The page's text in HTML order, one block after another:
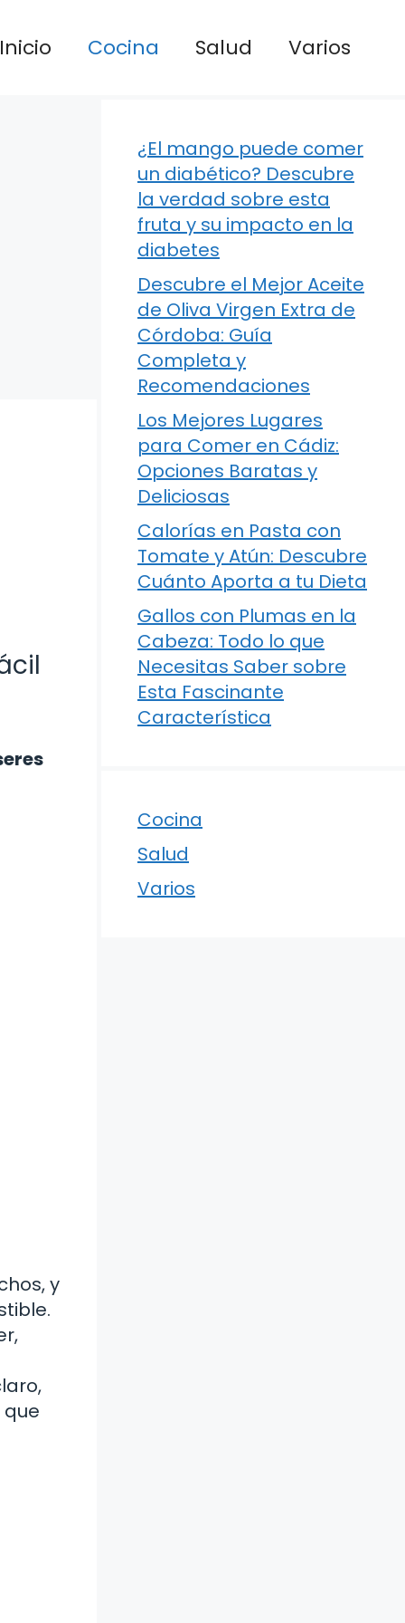
Inicio Cocina Salud Varios
y
¿El mango puede comer
un diabético? Descubre
la verdad sobre esta
fruta y su impacto en la
diabetes
Descubre el Mejor Aceite
de Oliva Virgen Extra de
Córdoba: Guía
Completa y
Recomendaciones
Los Mejores Lugares
para Comer en Cádiz:
Opciones Baratas y
Deliciosas
Calorías en Pasta con
Tomate y Atún: Descubre
Cuánto Aporta a tu Dieta
Gallos con Plumas en la
Cabeza: Todo lo que
Necesitas Saber sobre
Esta Fascinante
Característica
Cocina
Salud
Varios